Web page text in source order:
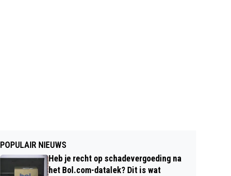
POPULAIR NIEUWS
Heb je recht op schadevergoeding na
het Bol.com-datalek? Dit is wat